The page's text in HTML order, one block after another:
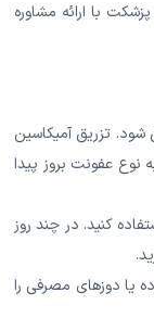
با ارائه مشاوره
یا سه بار در روز) تزریق شود. تزریق آمیکاسین
بستگی به نوع عفونت بروز پیدا
کنید. در چند روز
یا دوزهای مصرفی را